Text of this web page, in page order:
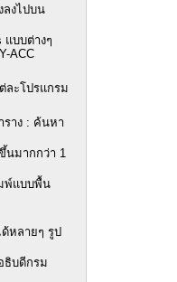
ลงไปบน
แบบต่างๆ
ACC
ละโปรแกรม
ราง : ค้นหา
นมากกว่า 1
พ์แบบพื้น
ด้หลายๆ รูป
ธิบดีกรม